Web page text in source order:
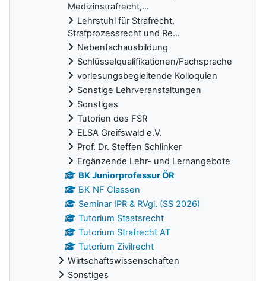
Medizinstrafrecht,...
Lehrstuhl für Strafrecht,
Strafprozessrecht und Re...
Nebenfachausbildung
Schlüsselqualifikationen/Fachsprache
vorlesungsbegleitende Kolloquien
Sonstige Lehrveranstaltungen
Sonstiges
Tutorien des FSR
ELSA Greifswald e.V.
Prof. Dr. Steffen Schlinker
Ergänzende Lehr- und Lernangebote
BK Juniorprofessur ÖR
BK NF Classen
Seminar IPR & RVgl. (SS 2026)
Tutorium Staatsrecht
Tutorium Strafrecht AT
Tutorium Zivilrecht
Wirtschaftswissenschaften
Sonstiges